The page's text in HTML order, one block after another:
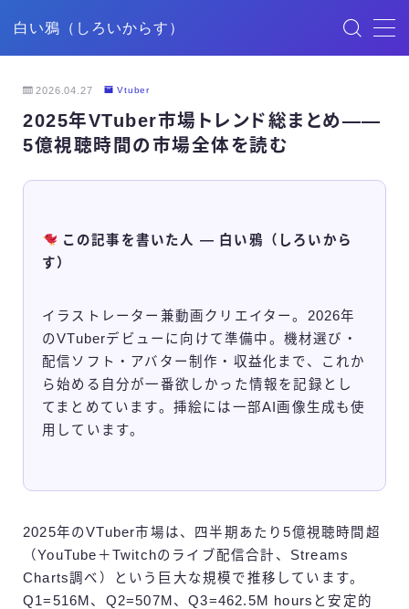
白い鴉（しろいからす）
HOME
YouTube
ご利用規約
お問合せ
2026.04.27 Vtuber
2025年VTuber市場トレンド総まとめ——
5億視聴時間の市場全体を読む
この記事を書いた人 — 白い鴉（しろいから
す）
イラストレーター兼動画クリエイター。2026年
のVTuberデビューに向けて準備中。機材選び・
配信ソフト・アバター制作・収益化まで、これか
ら始める自分が一番欲しかった情報を記録とし
てまとめています。挿絵には一部AI画像生成も使
用しています。
2025年のVTuber市場は、四半期あたり5億視聴時間超
（YouTube＋Twitchのライブ配信合計、Streams
Charts調べ）という巨大な規模で推移しています。
Q1=516M、Q2=507M、Q3=462.5M hoursと安定的